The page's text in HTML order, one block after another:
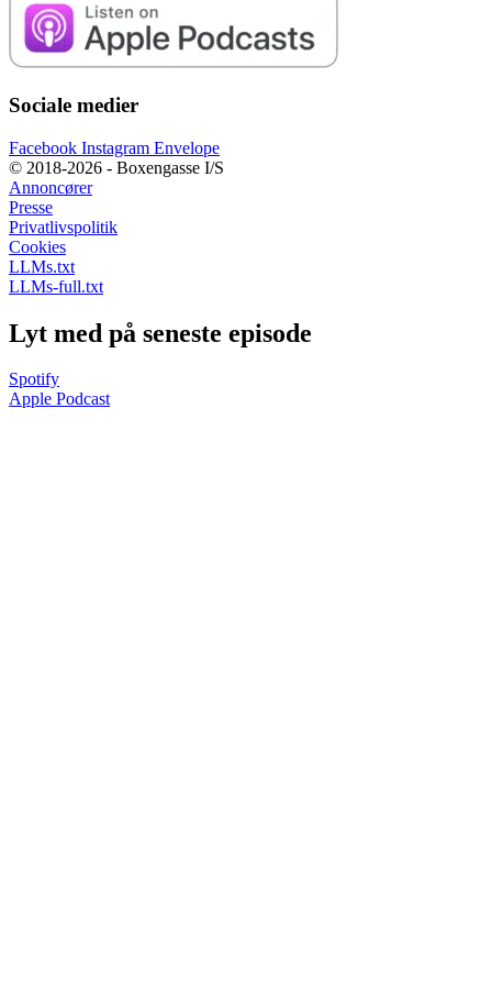
Sociale medier
Facebook Instagram Envelope
© 2018-2026 - Boxengasse I/S
Annoncører
Presse
Privatlivspolitik
Cookies
LLMs.txt
LLMs-full.txt
Lyt med på seneste episode
Spotify
Apple Podcast